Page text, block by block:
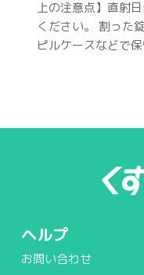
上の注意点】直射
ください。 割った
ピルケースなどで
ヘルプ
お問い合わせ